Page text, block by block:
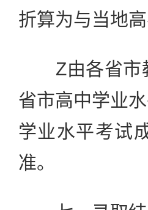
折算为与当地
Z由各省市教
省市高中学业
学业水平考试
准。